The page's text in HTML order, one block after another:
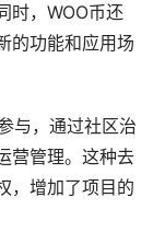
时，WOO币还
的功能和应用场
与，通过社区治
营管理。这种去
，增加了项目的